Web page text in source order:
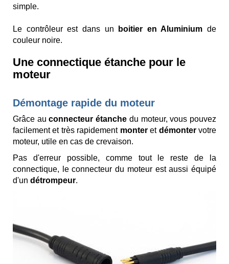
simple.
Le contrôleur est dans un boitier en Aluminium de
couleur noire.
Une connectique étanche pour le
moteur
Démontage rapide du moteur
Grâce auconnecteur étanche du moteur, vous pouvez
facilement et très rapidement monteret démontervotre
moteur, utile en cas de crevaison.
Pas d'erreur possible, comme tout le reste de la
connectique, le connecteur du moteur est aussi équipé
d'un détrompeur.